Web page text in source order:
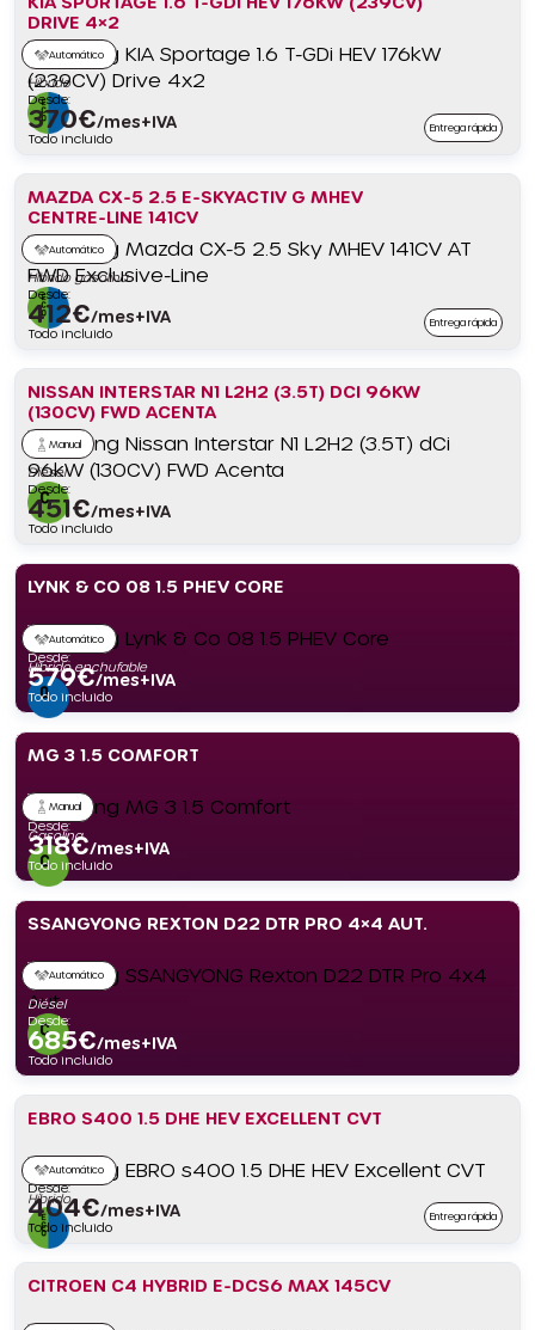
DRIVE 4×2
Automático
Híbrido
Desde:
370€/mes+IVA
Todo incluido
Entrega rápida
MAZDA CX-5 2.5 E-SKYACTIV G MHEV
CENTRE-LINE 141CV
Automático
Híbrido gasolina
Desde:
412€/mes+IVA
Todo incluido
Entrega rápida
NISSAN INTERSTAR N1 L2H2 (3.5T) DCI 96KW
(130CV) FWD ACENTA
Manual
Diésel
Desde:
451€/mes+IVA
Todo incluido
LYNK & CO 08 1.5 PHEV CORE
Automático
Híbrido enchufable
Desde:
579€/mes+IVA
Todo incluido
MG 3 1.5 COMFORT
Manual
Gasolina
Desde:
318€/mes+IVA
Todo incluido
SSANGYONG REXTON D22 DTR PRO 4×4 AUT.
Automático
Diésel
Desde:
685€/mes+IVA
Todo incluido
EBRO S400 1.5 DHE HEV EXCELLENT CVT
Automático
Híbrido
Desde:
404€/mes+IVA
Todo incluido
Entrega rápida
CITROEN C4 HYBRID E-DCS6 MAX 145CV